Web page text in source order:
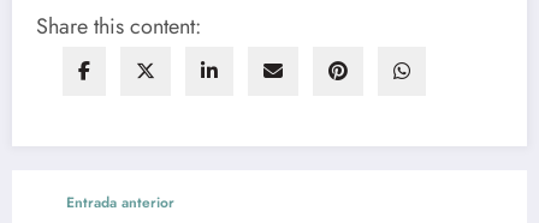
Share this content:
Entrada anterior